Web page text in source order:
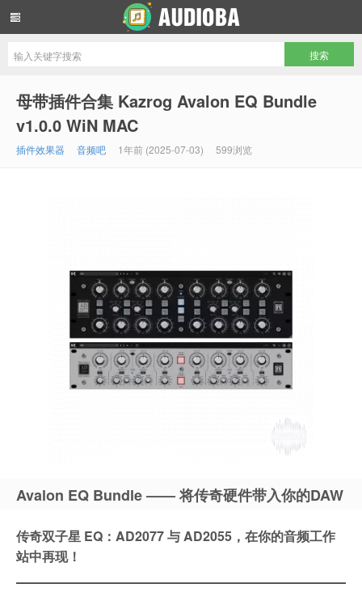
母带插件合集 Kazrog Avalon EQ Bundle
v1.0.0 WiN MAC
插件效果器 音频吧 1年前 (2025-07-03) 599浏览
Avalon EQ Bundle —— 将传奇硬件带入你的DAW
传奇双子星 EQ：AD2077 与 AD2055，在你的音频工作
站中再现！